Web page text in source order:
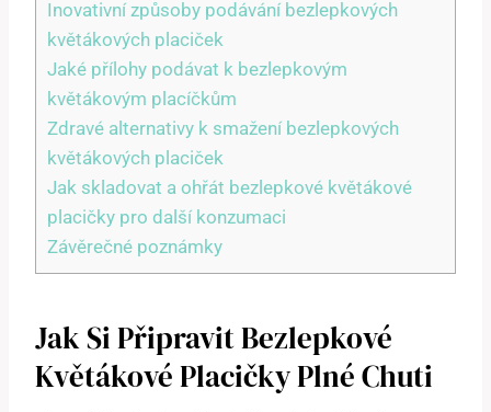
Inovativní způsoby podávání bezlepkových
květákových placiček
Jaké přílohy podávat k bezlepkovým
květákovým placíčkům
Zdravé alternativy k smažení bezlepkových
květákových placiček
Jak skladovat a ohřát bezlepkové květákové
placičky pro další konzumaci
Závěrečné poznámky
Jak Si Připravit Bezlepkové
Květákové Placičky Plné Chuti